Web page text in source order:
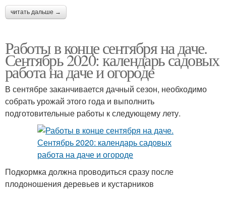
читать дальше →
Работы в конце сентября на даче.
Сентябрь 2020: календарь садовых
работа на даче и огороде
В сентябре заканчивается дачный сезон, необходимо
собрать урожай этого года и выполнить
подготовительные работы к следующему лету.
Подкормка должна проводиться сразу после
плодоношения деревьев и кустарников